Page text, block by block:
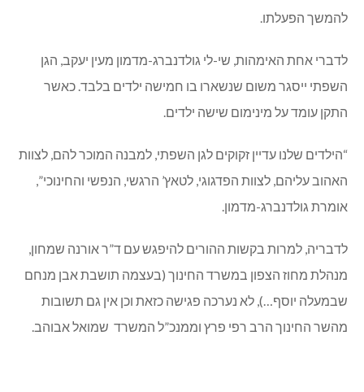
להמשך הפעלתו.
לדברי אחת האימהות, שי-לי גולדנברג-מדמון מעין יעקב, הגן
השפתי ייסגר משום שנשארו בו חמישה ילדים בלבד. כאשר
התקן עומד על מינימום שישה ילדים.
“הילדים שלנו עדיין זקוקים לגן השפתי, למבנה המוכר להם, לצוות
האהוב עליהם, לצוות הפדגוגי, לטאץ’ הרגשי, הנפשי והחינוכי”,
אומרת גולדנברג-מדמון.
לדבריה, למרות בקשות ההורים להיפגש עם ד”ר אורנה שמחון,
מנהלת מחוז הצפון במשרד החינוך (בעצמה תושבת אבן מנחם
שבמעלה יוסף…), לא נערכה פגישה כזאת וכן אין גם תשובות
מהשר החינוך הרב רפי פרץ וממנכ”ל המשרד שמואל אבוהב.